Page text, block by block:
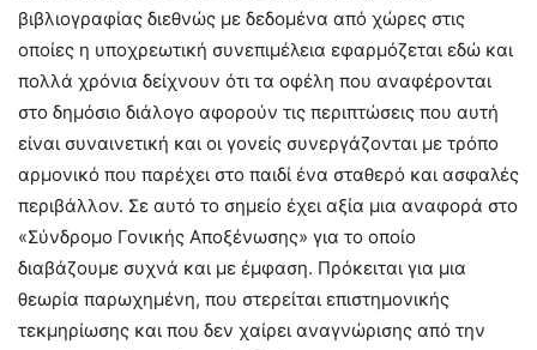
βιβλιογραφίας διεθνώς με δεδομένα από χώρες στις
οποίες η υποχρεωτική συνεπιμέλεια εφαρμόζεται εδώ και
πολλά χρόνια δείχνουν ότι τα οφέλη που αναφέρονται
στο δημόσιο διάλογο αφορούν τις περιπτώσεις που αυτή
είναι συναινετική και οι γονείς συνεργάζονται με τρόπο
αρμονικό που παρέχει στο παιδί ένα σταθερό και ασφαλές
περιβάλλον. Σε αυτό το σημείο έχει αξία μια αναφορά στο
«Σύνδρομο Γονικής Αποξένωσης» για το οποίο
διαβάζουμε συχνά και με έμφαση. Πρόκειται για μια
θεωρία παρωχημένη, που στερείται επιστημονικής
τεκμηρίωσης και που δεν χαίρει αναγνώρισης από την